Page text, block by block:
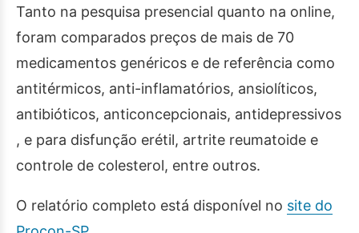
Tanto na pesquisa presencial quanto na online,
foram comparados preços de mais de 70
medicamentos genéricos e de referência como
antitérmicos, anti-inflamatórios, ansiolíticos,
antibióticos, anticoncepcionais, antidepressivos
, e para disfunção erétil, artrite reumatoide e
controle de colesterol, entre outros.
O relatório completo está disponível no site do